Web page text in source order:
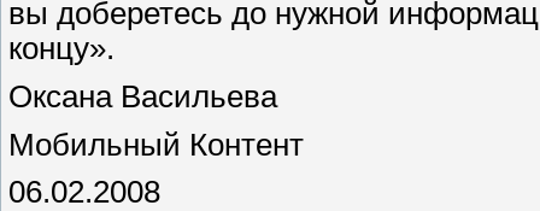
вы доберетесь до нужной
концу».
Оксана Васильева
Мобильный Контент
06.02.2008